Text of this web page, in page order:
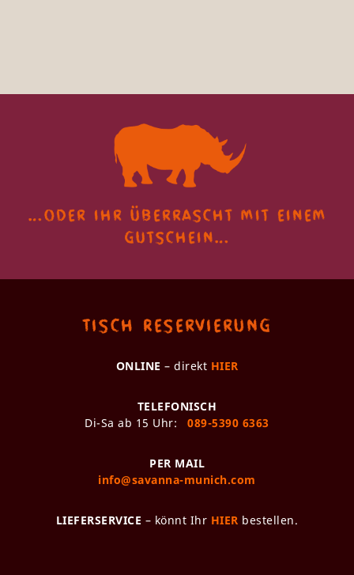
…oder ihr überrascht mit einem
gutschein…
Tisch Reservierung
ONLINE – direkt HIER
TELEFONISCH
Di-Sa ab 15 Uhr:
089-5390 6363
PER MAIL
info@savanna-munich.com
LIEFERSERVICE – könnt Ihr HIER bestellen.